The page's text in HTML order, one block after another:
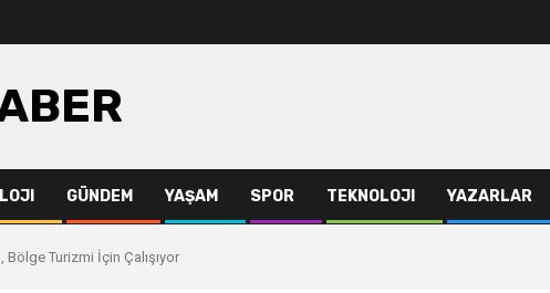
GÜNDEM YAŞAM SPOR TEKNOLOJI YAZARLAR
Bölge Turizmi İçin Çalışıyor